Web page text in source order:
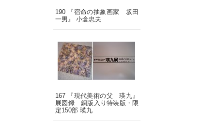
190 『宿命の抽象画家 坂田
一男』 小倉忠夫
167 『現代美術の父 瑛九』
展図録 銅版入り特装版・限
定150部 瑛九